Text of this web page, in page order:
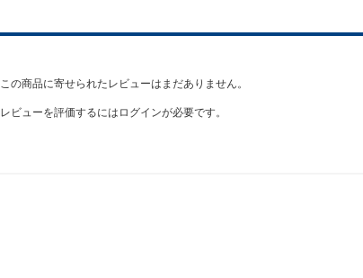
この商品に寄せられたレビューはまだありません。
レビューを評価するには ログインが必要です。